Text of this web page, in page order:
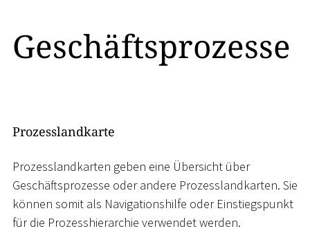
Geschäftsprozesse
Prozesslandkarte
Prozesslandkarten geben eine Übersicht über
Geschäftsprozesse oder andere Prozesslandkarten. Sie
können somit als Navigationshilfe oder Einstiegspunkt
für die Prozesshierarchie verwendet werden.